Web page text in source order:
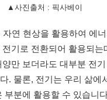
▲사진출처 : 픽사베이
연 현상을 활용하여 에
기로 전환되어 활용되는
만 보더라도 대부분 전
. 물론, 전기는 우리 삶에
부분에 활용할 수 있습니